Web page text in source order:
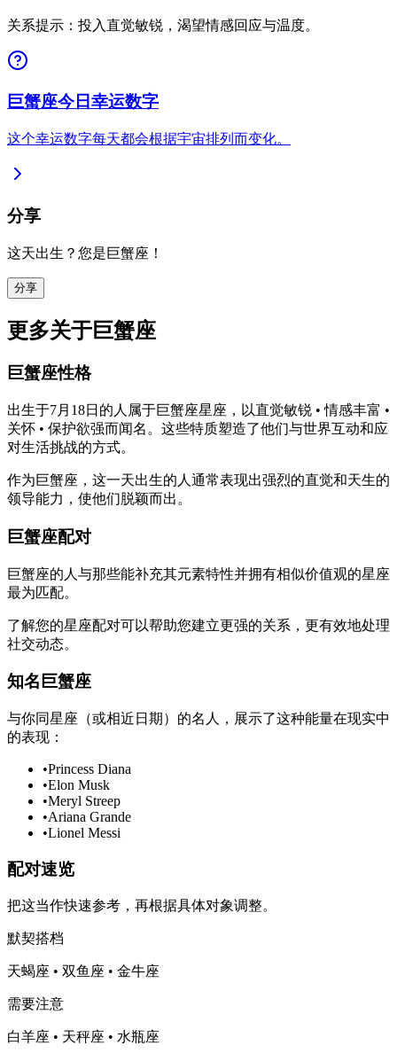
关系提示：投入直觉敏锐，渴望情感回应与温度。
巨蟹座今日幸运数字
这个幸运数字每天都会根据宇宙排列而变化。
分享
这天出生？您是巨蟹座！
分享
更多关于巨蟹座
巨蟹座性格
出生于7月18日的人属于巨蟹座星座，以直觉敏锐 • 情感丰富 •
关怀 • 保护欲强而闻名。这些特质塑造了他们与世界互动和应
对生活挑战的方式。
作为巨蟹座，这一天出生的人通常表现出强烈的直觉和天生的
领导能力，使他们脱颖而出。
巨蟹座配对
巨蟹座的人与那些能补充其元素特性并拥有相似价值观的星座
最为匹配。
了解您的星座配对可以帮助您建立更强的关系，更有效地处理
社交动态。
知名巨蟹座
与你同星座（或相近日期）的名人，展示了这种能量在现实中
的表现：
•Princess Diana
•Elon Musk
•Meryl Streep
•Ariana Grande
•Lionel Messi
配对速览
把这当作快速参考，再根据具体对象调整。
默契搭档
天蝎座 • 双鱼座 • 金牛座
需要注意
白羊座 • 天秤座 • 水瓶座